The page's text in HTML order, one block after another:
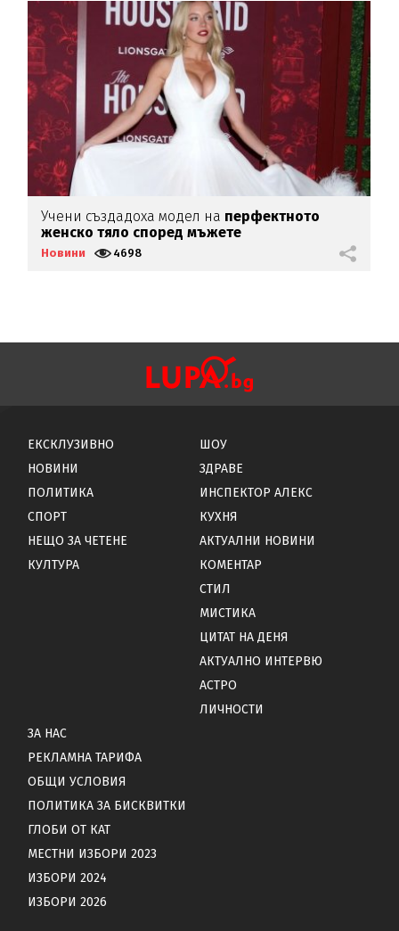
Учени създадоха модел на перфектното
женско тяло според мъжете
Новини 4698
ЕКСКЛУЗИВНО
НОВИНИ
ПОЛИТИКА
СПОРТ
НЕЩО ЗА ЧЕТЕНЕ
КУЛТУРА
ШОУ
ЗДРАВЕ
ИНСПЕКТОР АЛЕКС
КУХНЯ
АКТУАЛНИ НОВИНИ
КОМЕНТАР
СТИЛ
МИСТИКА
ЦИТАТ НА ДЕНЯ
АКТУАЛНО ИНТЕРВЮ
АСТРО
ЛИЧНОСТИ
ЗА НАС
РЕКЛАМНА ТАРИФА
ОБЩИ УСЛОВИЯ
ПОЛИТИКА ЗА БИСКВИТКИ
ГЛОБИ ОТ КАТ
МЕСТНИ ИЗБОРИ 2023
ИЗБОРИ 2024
ИЗБОРИ 2026